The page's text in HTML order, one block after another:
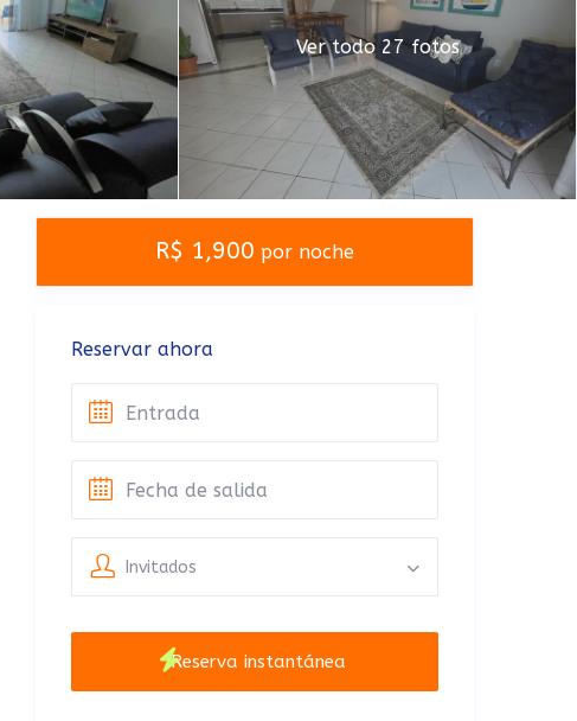
Ver todo 27 fotos
R$ 1,900 por noche
Reservar ahora
Invitados